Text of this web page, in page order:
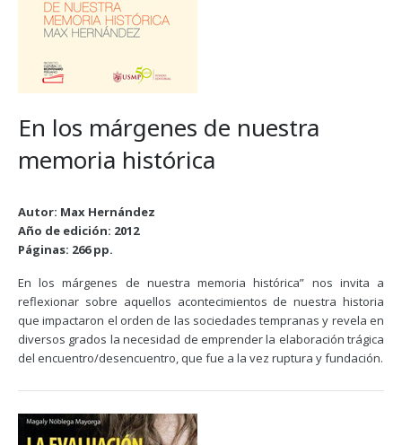
En los márgenes de nuestra
memoria histórica
Autor: Max Hernández
Año de edición: 2012
Páginas: 266 pp.
En los márgenes de nuestra memoria histórica” nos invita a
reflexionar sobre aquellos acontecimientos de nuestra historia
que impactaron el orden de las sociedades tempranas y revela en
diversos grados la necesidad de emprender la elaboración trágica
del encuentro/desencuentro, que fue a la vez ruptura y fundación.